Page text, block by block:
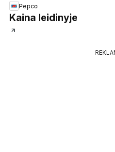
Pepco
Kaina leidinyje